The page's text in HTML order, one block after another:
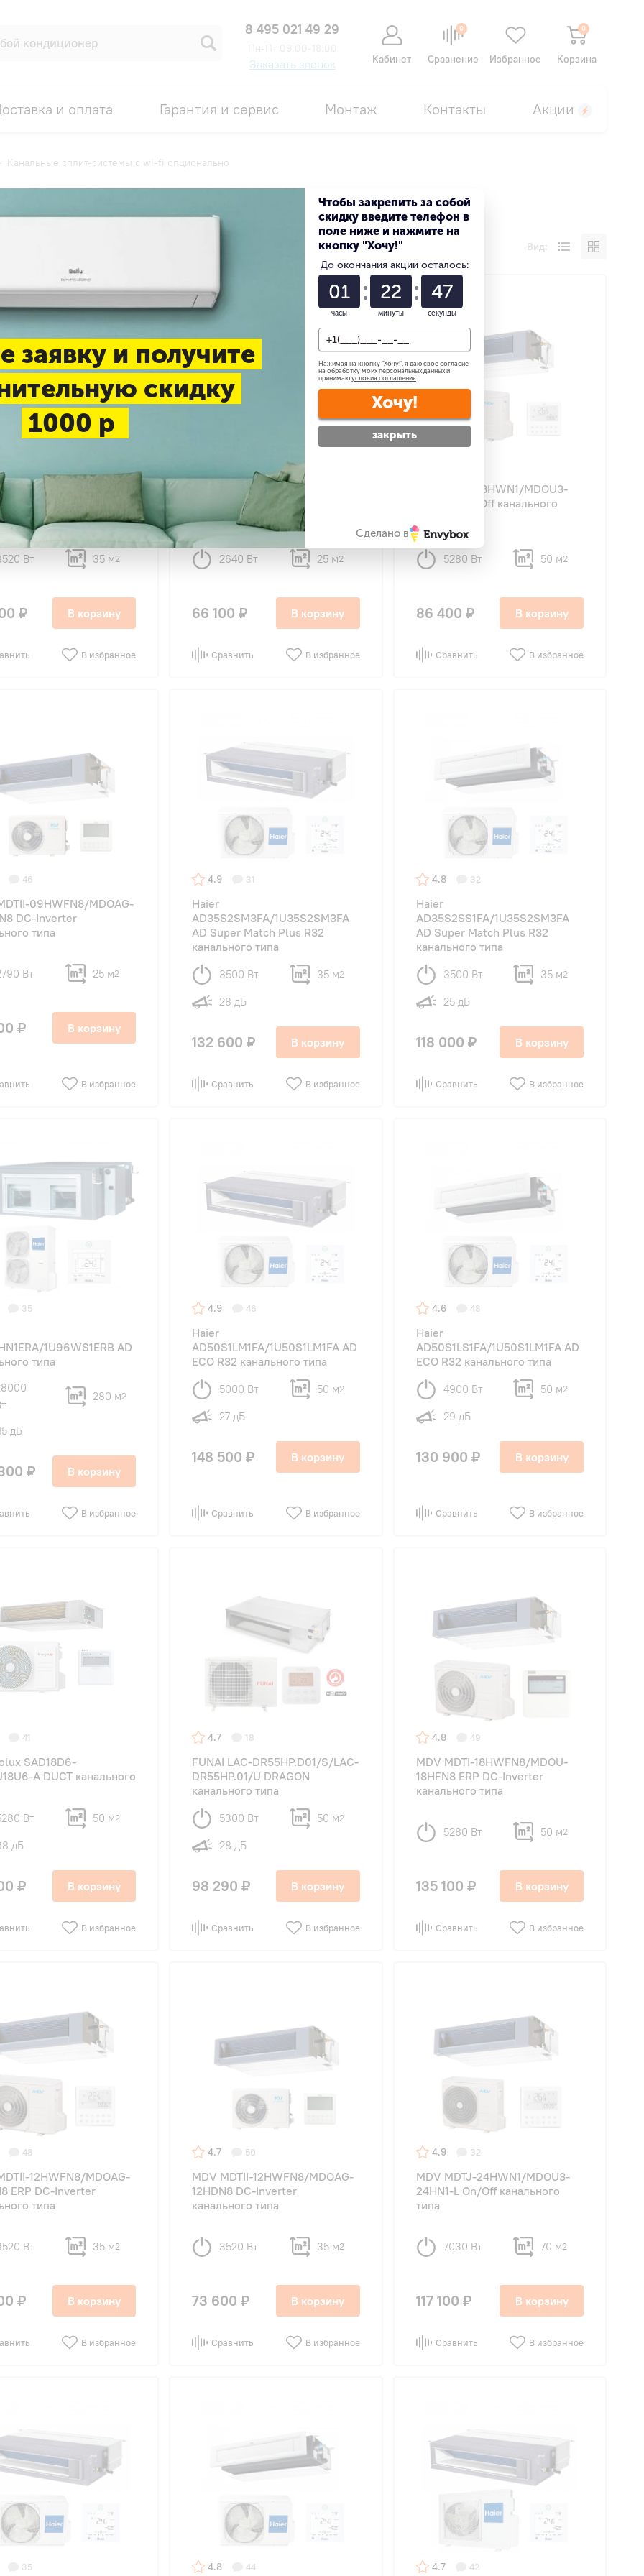
8 495 021 49 29
Заказать звонок Кабинет
0
Сравнение Избранное
0
Корзина
и оплата Гарантия и сервис Монтаж Контакты Акции
Канальные сплит-системы с wi-fi опционально
fi опционально
Вид:
12HWFN8/MDOU-
ERP DC-Inverter
типа
Вт 35 м2
₽ В корзину
В избранное
MDV MDTII-09HWFN8/MDOAG-
09HFN8 ERP DC-Inverter
канального типа
2640 Вт 25 м2
66 100 ₽ В корзину
Сравнить В избранное
MDV MDTJ-18HWN1/MDOU3-
18HN1-L On/Off канального
5280 Вт 50 м2
86 400 ₽ В корзину
Сравнить В избранное
46
09HWFN8/MDOAG-
DC-Inverter
типа
Вт 25 м2
₽ В корзину
В избранное
4.9 31
Haier
AD35S2SM3FA/1U35S2SM3FA
AD Super Match Plus R32
канального типа
3500 Вт 35 м2
28 дБ
132 600 ₽ В корзину
Сравнить В избранное
4.8 32
Haier
AD35S2SS1FA/1U35S2SM3FA
AD Super Match Plus R32
канального типа
3500 Вт 35 м2
25 дБ
118 000 ₽ В корзину
Сравнить В избранное
35
1U96WS1ERB AD
типа
280 м2
дБ
₽ В корзину
В избранное
4.9 46
Haier
AD50S1LM1FA/1U50S1LM1FA AD
ECO R32 канального типа
5000 Вт 50 м2
27 дБ
148 500 ₽ В корзину
Сравнить В избранное
4.6 48
Haier
AD50S1LS1FA/1U50S1LM1FA AD
ECO R32 канального типа
4900 Вт 50 м2
29 дБ
130 900 ₽ В корзину
Сравнить В избранное
41
SAD18D6-
A DUCT канального
Вт 50 м2
дБ
₽ В корзину
В избранное
4.7 18
FUNAI LAC-DR55HP.D01/S/LAC-
DR55HP.01/U DRAGON
канального типа
5300 Вт 50 м2
28 дБ
98 290 ₽ В корзину
Сравнить В избранное
4.8 49
MDV MDTI-18HWFN8/MDOU-
18HFN8 ERP DC-Inverter
канального типа
5280 Вт 50 м2
135 100 ₽ В корзину
Сравнить В избранное
48
12HWFN8/MDOAG-
ERP DC-Inverter
типа
Вт 35 м2
₽ В корзину
В избранное
4.7 50
MDV MDTII-12HWFN8/MDOAG-
12HDN8 DC-Inverter
канального типа
3520 Вт 35 м2
73 600 ₽ В корзину
Сравнить В избранное
4.9 32
MDV MDTJ-24HWN1/MDOU3-
24HN1-L On/Off канального
типа
7030 Вт 70 м2
117 100 ₽ В корзину
Сравнить В избранное
35 4.8 44 4.7 42
заявку и получите
скидку
1000 р
Чтобы закрепить за собой
скидку введите телефон в
поле ниже и нажмите на
кнопку "Хочу!"
До окончания акции осталось:
01
часы
22
минуты
46
секунды
Нажимая на кнопку "Хочу!", я даю свое согласие
на обработку моих персональных данных и
принимаю условия соглашения
Хочу!
закрыть
Сделано в